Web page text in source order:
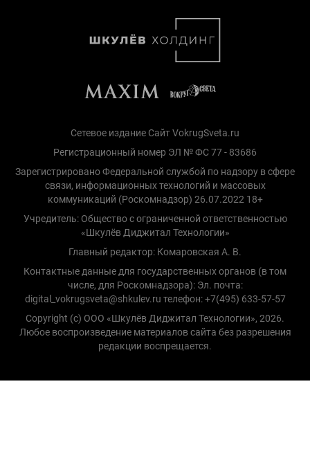
Сетевое издание Сайт VokrugSveta.ru
Регистрационный номер ЭЛ № ФС 77 - 83686
Зарегистрировано Федеральной службой по надзору в сфере
связи, информационных технологий и массовых
коммуникаций (Роскомнадзор) 26.07.2022 18+
Учредитель: Общество с ограниченной ответственностью
«Шкулёв Диджитал Технологии»
Главный редактор: Комаровская А. В.
Контактные данные для государственных органов (в том
числе, для Роскомнадзора): Эл. почта:
digital_vokrugsveta@shkulev.ru телефон: +7(495) 633-57-57
Copyright (с) ООО «Шкулёв Диджитал Технологии», 2026.
Любое воспроизведение материалов сайта без разрешения
редакции воспрещается.